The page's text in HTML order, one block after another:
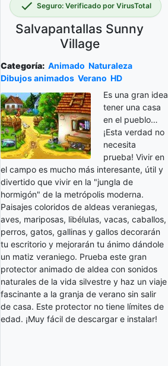
Seguro: Verificado por VirusTotal
Salvapantallas Sunny
Village
Categoría: Animado Naturaleza
Dibujos animados Verano HD
Es una gran idea
tener una casa
en el pueblo…
¡Esta verdad no
necesita
prueba! Vivir en
el campo es mucho más interesante, útil y
divertido que vivir en la "jungla de
hormigón" de la metrópolis moderna.
Paisajes coloridos de aldeas veraniegas,
aves, mariposas, libélulas, vacas, caballos,
perros, gatos, gallinas y gallos decorarán
tu escritorio y mejorarán tu ánimo dándole
un matiz veraniego. Prueba este gran
protector animado de aldea con sonidos
naturales de la vida silvestre y haz un viaje
fascinante a la granja de verano sin salir
de casa. Este protector no tiene límites de
edad. ¡Muy fácil de descargar e instalar!